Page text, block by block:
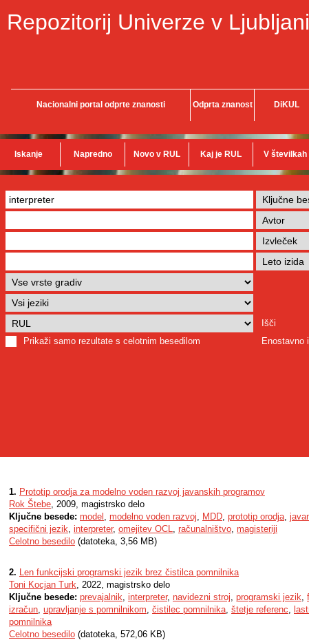
Repozitorij Univerze v Ljubljani
Nacionalni portal odprte znanosti Odprta znanost DiKUL
Iskanje Napredno Novo v RUL Kaj je RUL V številkah
Išči
Prikaži samo rezultate s celotnim besedilom
Enostavno
1. Prototip orodja za modelno voden razvoj javanskih programov
Rok Štebe, 2009, magistrsko delo
Ključne besede: model , modelno voden razvoj, MDD, prototip orodja,
specifični jezik, interpreter, omejitev OCL, računalništvo, magisteriji
Celotno besedilo (datoteka, 3,56 MB)
2. Len funkcijski programski jezik brez čistilca pomnilnika
Toni Kocjan Turk, 2022, magistrsko delo
Ključne besede: prevajalnik, interpreter, navidezni stroj, programski jezik,
izračun, upravljanje s pomnilnikom, čistilec pomnilnika, štetje referenc,
pomnilnika
Celotno besedilo (datoteka, 572,06 KB)